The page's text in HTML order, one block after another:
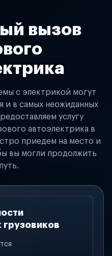
вызов
с электрикой могут
и в самых неожиданных
услугу
автоэлектрика в
приедем на место и
вы могли продолжить